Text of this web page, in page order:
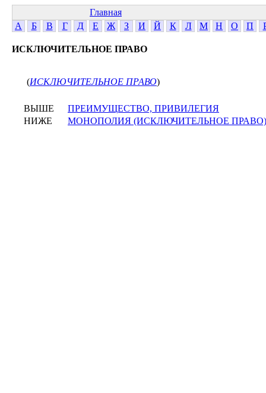
Главная
А
Б В Г Д Е Ж З И Й К Л М Н О П
ИСКЛЮЧИТЕЛЬНОЕ ПРАВО
(ИСКЛЮЧИТЕЛЬНОЕ ПРАВО)
ВЫШЕ
ПРЕИМУЩЕСТВО, ПРИВИЛЕГИЯ
НИЖЕ
МОНОПОЛИЯ (ИСКЛЮЧИТЕЛЬНОЕ ПРАВО)